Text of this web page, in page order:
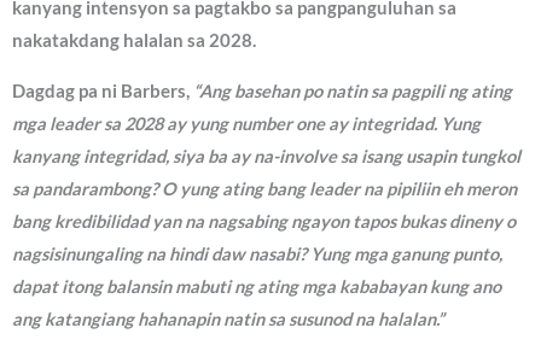
kanyang intensyon sa pagtakbo sa pangpanguluhan sa
nakatakdang halalan sa 2028.
Dagdag pa ni Barbers, “Ang basehan po natin sa pagpili ng ating
mga leader sa 2028 ay yung number one ay integridad. Yung
kanyang integridad, siya ba ay na-involve sa isang usapin tungkol
sa pandarambong? O yung ating bang leader na pipiliin eh meron
bang kredibilidad yan na nagsabing ngayon tapos bukas dineny o
nagsisinungaling na hindi daw nasabi? Yung mga ganung punto,
dapat itong balansin mabuti ng ating mga kababayan kung ano
ang katangiang hahanapin natin sa susunod na halalan.”